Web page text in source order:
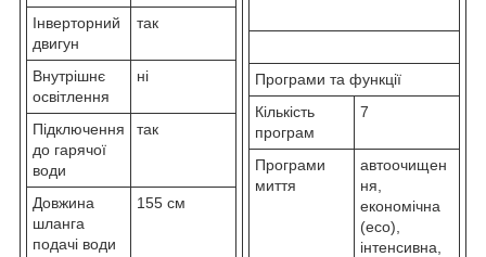
Інверторний
двигун
так
Внутрішнє
освітлення
ні
Підключення
до гарячої
води
так
Довжина
шланга
подачі води
155 см
Програми та функції
Кількість
програм
7
Програми
миття
автоочищен
ня,
економічна
(eco),
інтенсивна,